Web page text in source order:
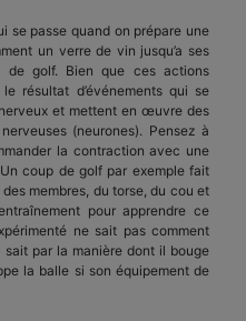
se passe quand on prépare une
un verre de vin jusqu’a ses
de golf. Bien que ces actions
résultat d’événements qui se
et mettent en œuvre des
(neurones). Pensez à
la contraction avec une
coup de golf par exemple fait
membres, du torse, du cou et
pour apprendre ce
ne sait pas comment
par la manière dont il bouge
la balle si son équipement de